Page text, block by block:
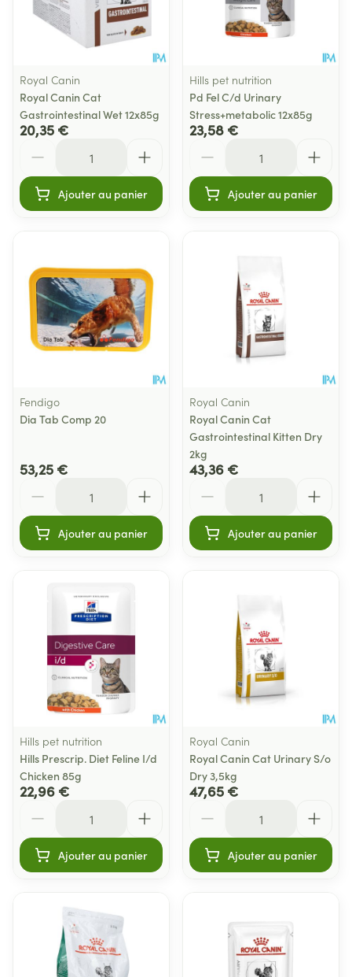
Royal Canin
Royal Canin Cat
Gastrointestinal Wet 12x85g
20,35 €
Ajouter au panier
Hills pet nutrition
Pd Fel C/d Urinary
Stress+metabolic 12x85g
23,58 €
Ajouter au panier
Fendigo
Dia Tab Comp 20
53,25 €
Ajouter au panier
Royal Canin
Royal Canin Cat
Gastrointestinal Kitten Dry
2kg
43,36 €
Ajouter au panier
Hills pet nutrition
Hills Prescrip. Diet Feline I/d
Chicken 85g
22,96 €
Ajouter au panier
Royal Canin
Royal Canin Cat Urinary S/o
Dry 3,5kg
47,65 €
Ajouter au panier